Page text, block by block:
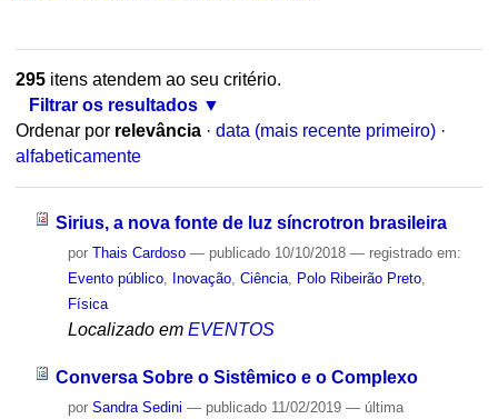
295itens atendem ao seu critério.
Filtrar os resultados
Ordenar por relevância · data (mais recente primeiro) ·
alfabeticamente
Sirius, a nova fonte de luz síncrotron brasileira
por Thais Cardoso — publicado10/10/2018 — registrado em:
Evento público, Inovação, Ciência, Polo Ribeirão Preto,
Física
Localizado em EVENTOS
Conversa Sobre o Sistêmico e o Complexo
por Sandra Sedini — publicado11/02/2019 — última